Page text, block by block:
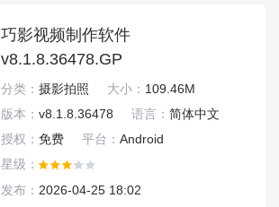
巧影视频制作软件
v8.1.8.36478.GP
分类： 摄影拍照 大小： 109.46M
版本： v8.1.8.36478 语言： 简体中文
授权： 免费 平台： Android
星级：
发布： 2026-04-25 18:02